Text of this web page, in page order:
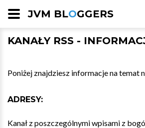
JVM BLOGGERS
KANAŁY RSS -
Poniżej znajdziesz informacje na temat
ADRESY:
Kanał z poszczególnymi wpisami z